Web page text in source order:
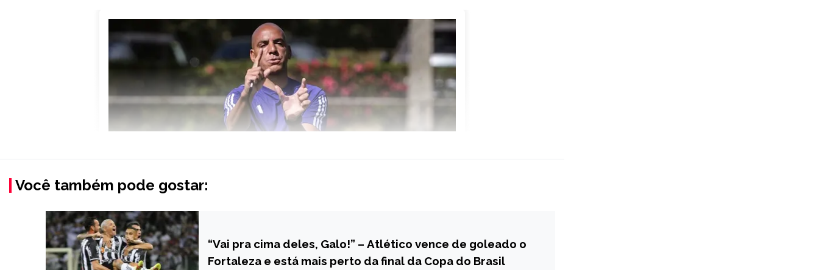
Você também pode gostar:
ESPORTES
“Vai pra cima deles, Galo!” – Atlético vence de goleado o
Fortaleza e está mais perto da final da Copa do Brasil